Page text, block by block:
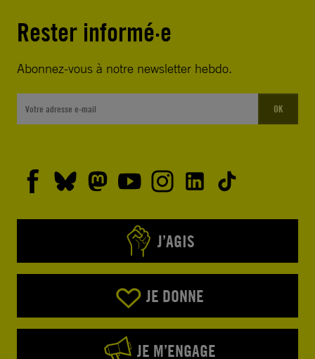
Rester informé·e
Abonnez-vous à notre newsletter hebdo.
OK
J’AGIS
JE DONNE
JE M’ENGAGE